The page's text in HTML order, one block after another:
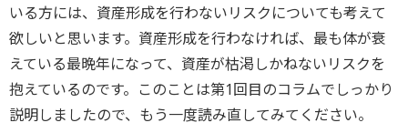
いる方には、資産形成を行わないリスクについても考えて
欲しいと思います。資産形成を行わなければ、最も体が衰
えている最晩年になって、資産が枯渇しかねないリスクを
抱えているのです。このことは第1回目のコラムでしっかり
説明しましたので、もう一度読み直してみてください。